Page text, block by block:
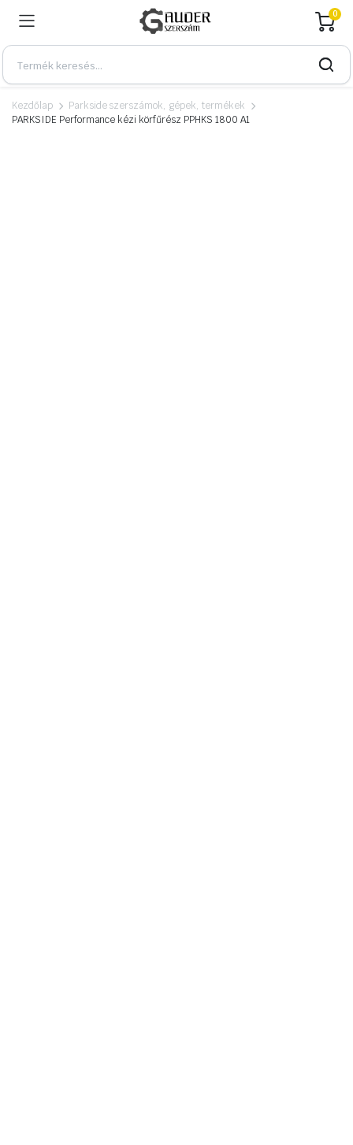
0
Kezdőlap
Parkside szerszámok, gépek, termékek
PARKSIDE Performance kézi körfűrész PPHKS 1800 A1